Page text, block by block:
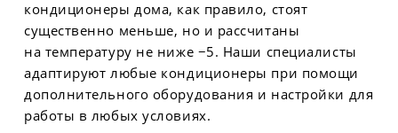
кондиционеры дома, как правило, стоят
существенно меньше, но и рассчитаны
на температуру не ниже −5. Наши специалисты
адаптируют любые кондиционеры при помощи
дополнительного оборудования и настройки для
работы в любых условиях.